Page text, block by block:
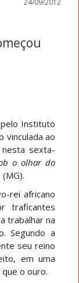
Instituto
vinculada ao
nesta sexta-
o olhar do
rei africano
traficantes
trabalhar na
Segundo a
seu reino
em uma
o ouro.